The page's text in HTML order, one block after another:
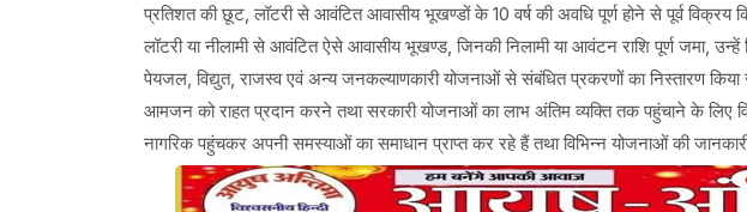
प्रतिशत की छूट, लॉटरी से आवंटित आवासीय भूखण्डों के 10 वर्ष की अवधि पूर्ण होने से पूर्व
लॉटरी या नीलामी से आवंटित ऐसे आवासीय भूखण्ड, जिनकी निलामी या आवंटन राशि पूर्ण जमा, उन्हें
पेयजल, विद्युत, राजस्व एवं अन्य जनकल्याणकारी योजनाओं से संबंधित प्रकरणों का निस्तारण किया
आमजन को राहत प्रदान करने तथा सरकारी योजनाओं का लाभ अंतिम व्यक्ति तक पहुंचाने के लिए
नागरिक पहुंचकर अपनी समस्याओं का समाधान प्राप्त कर रहे हैं तथा विभिन्न योजनाओं की